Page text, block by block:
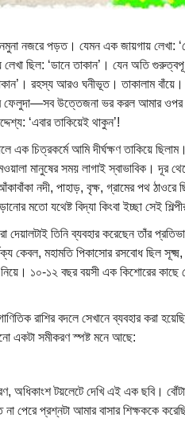
নজরে পড়ত। যেমন এক জায়গায় লেখা: ‘হে
ছিল: ‘ডানে তাকান’। যেন অতি
রহস্য আরও ঘনীভূত। তাকালাম
ফেলুদা—সব উত্তেজনা ভর করল আমার
‘এবার তাকিয়েই থাকুন’!
এক চিত্রকর্মে আমি দীর্ঘক্ষণ তাকিয়ে
মানুষের সময় লাগাই স্বাভাবিক। দূর
নদী, পাহাড়, বৃক্ষ, গ্রামের পথ ঠাওরে
মতো যথেষ্ট বিদ্যা কিংবা ইচ্ছা সেই
তিনি ব্যবহার করেছেন তাঁর
কেবল, মহামতি পিকাসোর রসবোধ ছিল সূক্ষ্ম,
নিয়ে। ১০-১২ বছর বয়সী এক কিশোরের কাছে
রাশির বদলে সেখানে ব্যবহার করা
একটা সমীকরণ স্পষ্ট মনে আছে:
অধিকাংশ টয়লেটে দেখি এই এক ছবি।
পেরে প্রশ্নটা আমার বাসার শিক্ষককে